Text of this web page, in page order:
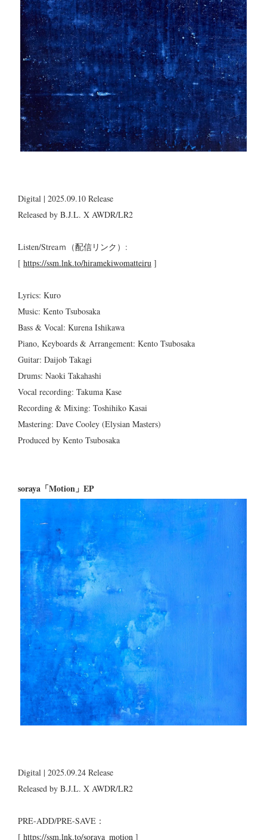
Digital | 2025.09.10 Release
Released by B.J.L. X AWDR/LR2
Listen/Streaｍ（配信リンク）:
[ https://ssm.lnk.to/hiramekiwomatteiru ]
Lyrics: Kuro
Music: Kento Tsubosaka
Bass & Vocal: Kurena Ishikawa
Piano, Keyboards & Arrangement: Kento Tsubosaka
Guitar: Daijob Takagi
Drums: Naoki Takahashi
Vocal recording: Takuma Kase
Recording & Mixing: Toshihiko Kasai
Mastering: Dave Cooley (Elysian Masters)
Produced by Kento Tsubosaka
soraya「Motion」EP
Digital | 2025.09.24 Release
Released by B.J.L. X AWDR/LR2
PRE-ADD/PRE-SAVE：
[ https://ssm.lnk.to/soraya_motion ]